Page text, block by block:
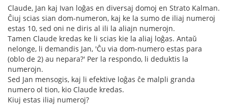
Claude, Jan kaj Ivan loĝas en diversaj domoj en Strato Kalman.
Ĉiuj scias sian dom-numeron, kaj ke la sumo de iliaj numeroj
estas 10, sed oni ne diris al ili la aliajn numerojn.
Tamen Claude kredas ke li scias kie la aliaj loĝas. Antaŭ
nelonge, li demandis Jan, 'Ĉu via dom-numero estas para
(oblo de 2) au nepara?' Per la respondo, li deduktis la
numerojn.
Sed Jan mensogis, kaj li efektive loĝas ĉe malpli granda
numero ol tion, kio Claude kredas.
Kiuj estas iliaj numeroj?